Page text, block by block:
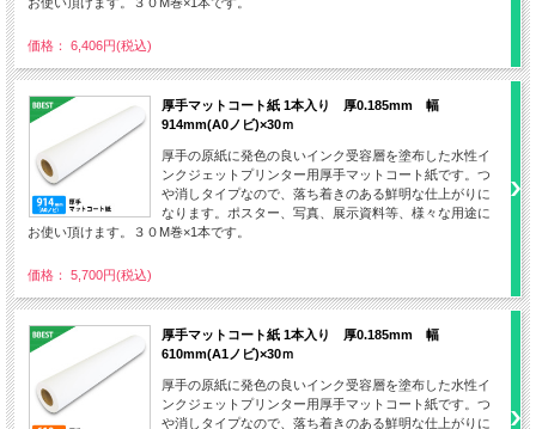
価格： 6,406円(税込)
厚手マットコート紙 1本入り 厚0.185mm 幅
914mm(A0ノビ)×30ｍ
厚手の原紙に発色の良いインク受容層を塗布した水性イ
ンクジェットプリンター用厚手マットコート紙です。つ
や消しタイプなので、落ち着きのある鮮明な仕上がりに
なります。ポスター、写真、展示資料等、様々な用途に
お使い頂けます。３０M巻×1本です。
価格： 5,700円(税込)
厚手マットコート紙 1本入り 厚0.185mm 幅
610mm(A1ノビ)×30ｍ
厚手の原紙に発色の良いインク受容層を塗布した水性イ
ンクジェットプリンター用厚手マットコート紙です。つ
や消しタイプなので、落ち着きのある鮮明な仕上がりに